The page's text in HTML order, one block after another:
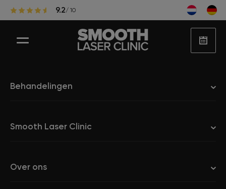
9.2/ 10
Behandelingen
Smooth Laser Clinic
Over ons